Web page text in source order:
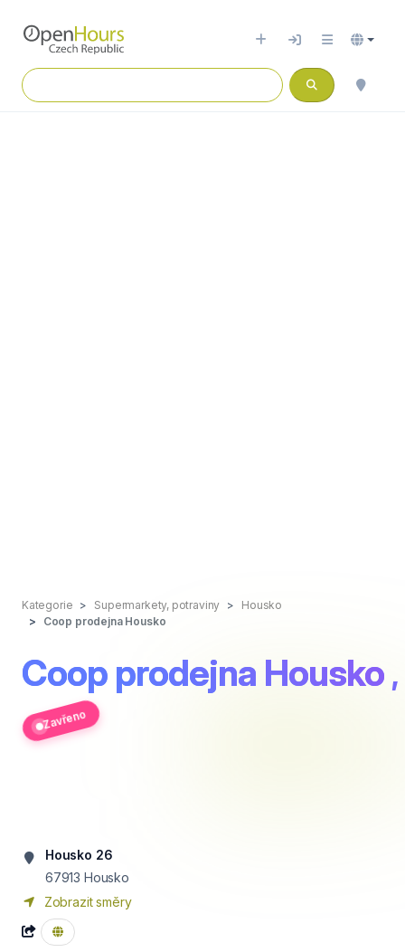
Kategorie Supermarkety, potraviny
Housko
Coop prodejna Housko
Coop prodejna Housko
Zavřeno
Housko 26
67913 Housko
Zobrazit směry